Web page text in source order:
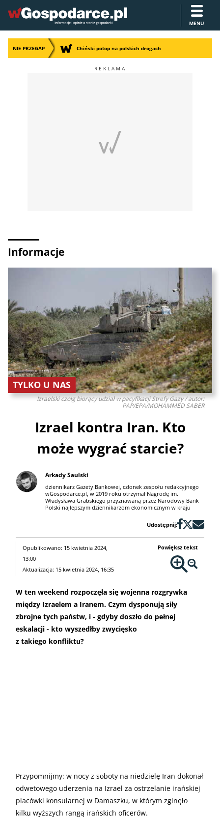
MENU
NIE PRZEGAP Chiński potop na polskich drogach
Informacje
Izraelski czołg biorący udział w pacyfikacji Strefy Gazy / autor:
PAP/EPA/MOHAMMED SABER
TYLKO U NAS
Izrael kontra Iran. Kto
może wygrać starcie?
Arkady Saulski
dziennikarz Gazety Bankowej, członek zespołu redakcyjnego
wGospodarce.pl, w 2019 roku otrzymał Nagrodę im.
Władysława Grabskiego przyznawaną przez Narodowy Bank
Polski najlepszym dziennikarzom ekonomicznym w kraju
Udostępnij:
Opublikowano: 15 kwietnia 2024,
13:00
Aktualizacja: 15 kwietnia 2024, 16:35
Powiększ tekst
W ten weekend rozpoczęła się wojenna rozgrywka
między Izraelem a Iranem. Czym dysponują siły
zbrojne tych państw, i - gdyby doszło do pełnej
eskalacji - kto wyszedłby zwycięsko
z takiego konfliktu?
Przypomnijmy: w nocy z soboty na niedzielę Iran dokonał
odwetowego uderzenia na Izrael za ostrzelanie irańskiej
placówki konsularnej w Damaszku, w którym zginęło
kilku wyższych rangą irańskich oficerów.